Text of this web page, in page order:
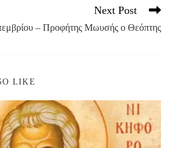
Next Post
– Προφήτης Μωυσής ο Θεόπτης
LIKE